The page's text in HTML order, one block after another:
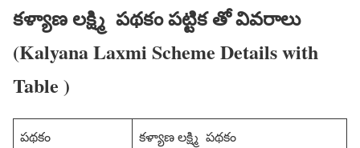
కళ్యాణ లక్ష్మి పథకం పట్టిక తో వివరాలు
(Kalyana Laxmi Scheme Details with
Table )
పథకం కళ్యాణ లక్ష్మి పథకం